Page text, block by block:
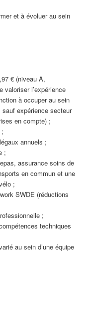
et à évoluer au sein
€ (niveau A,
valoriser l’expérience
à occuper au sein
expérience secteur
en compte) ;
annuels ;
;
assurance soins de
en commun et une
;
SWDE (réductions
;
techniques
au sein d’une équipe